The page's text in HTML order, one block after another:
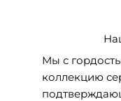
Мы с
коллекцию